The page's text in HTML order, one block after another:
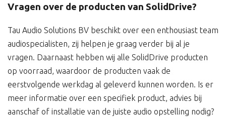
Vragen over de producten van SolidDrive?
Tau Audio Solutions BV beschikt over een enthousiast team
audiospecialisten, zij helpen je graag verder bij al je
vragen. Daarnaast hebben wij alle SolidDrive producten
op voorraad, waardoor de producten vaak de
eerstvolgende werkdag al geleverd kunnen worden. Is er
meer informatie over een specifiek product, advies bij
aanschaf of installatie van de juiste audio opstelling nodig?